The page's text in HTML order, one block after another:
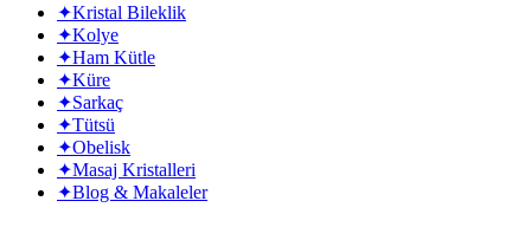
✦Kristal Bileklik
✦Kolye
✦Ham Kütle
✦Küre
✦Sarkaç
✦Tütsü
✦Obelisk
✦Masaj Kristalleri
✦Blog & Makaleler